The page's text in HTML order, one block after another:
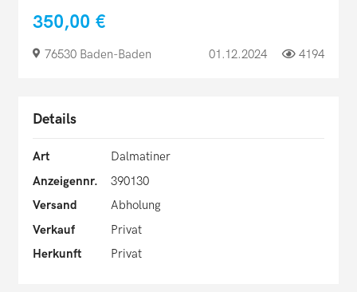
350,00 €
76530 Baden-Baden 01.12.2024 4194
Details
Art
Dalmatiner
Anzeigennr.
390130
Versand
Abholung
Verkauf
Privat
Herkunft
Privat